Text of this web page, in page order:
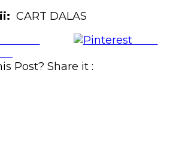
CART DALAS
on
Save
Post? Share it :